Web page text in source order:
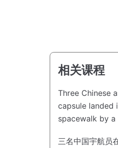
相关课程
Three Chinese
capsule landed
spacewalk by a
三名中国宇航员